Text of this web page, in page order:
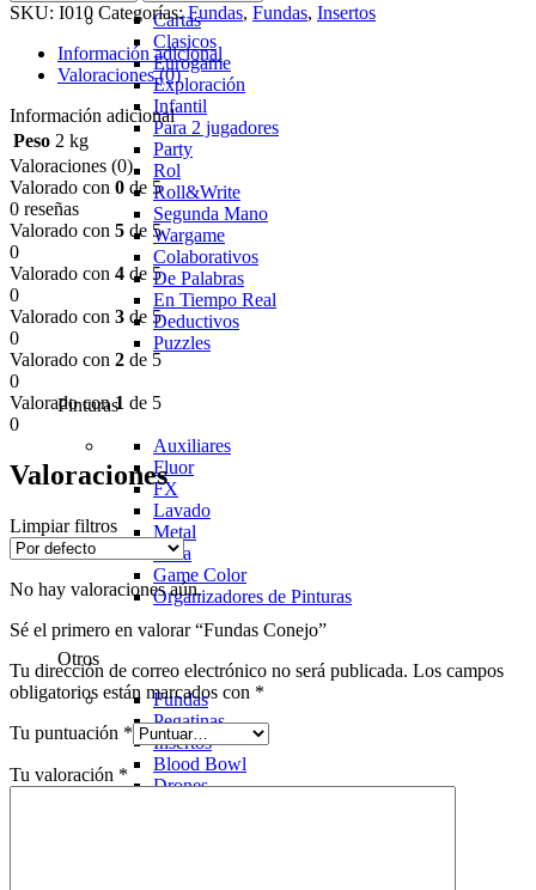
Cartas
Clasicos
Eurogame
Exploración
Infantil
Para 2 jugadores
Party
Rol
Roll&Write
Segunda Mano
Wargame
Colaborativos
De Palabras
En Tiempo Real
Deductivos
Puzzles
Pinturas
Auxiliares
Fluor
FX
Lavado
Metal
Tinta
Game Color
Organizadores de Pinturas
Otros
Fundas
Pegatinas
Insertos
Blood Bowl
Drones
SKU: I010 Categorías: Fundas, Fundas, Insertos
Información adicional
Valoraciones (0)
Información adicional
Peso 2 kg
Valoraciones (0)
Valorado con 0 de 5
0 reseñas
Valorado con 5 de 5
0
Valorado con 4 de 5
0
Valorado con 3 de 5
0
Valorado con 2 de 5
0
Valorado con1 de 5
0
Valoraciones
Limpiar filtros
No hay valoraciones aún.
Sé el primero en valorar “Fundas Conejo”
Tu dirección de correo electrónico no será publicada. Los campos
obligatorios están marcados con *
Tu puntuación *
Tu valoración *